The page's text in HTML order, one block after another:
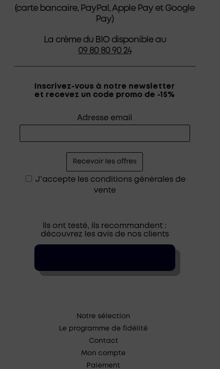
(carte bancaire, PayPal, Apple Pay et Google
Pay)
La crème du BIO disponible au
09 80 80 90 24
Inscrivez-vous à notre newsletter
et recevez un code promo de -15%
Adresse email
J'accepte les conditions générales de
vente
Ils ont testé, ils recommandent :
découvrez les avis de nos clients
Notre sélection
Le programme de fidélité
Contact
Mon compte
Paiement